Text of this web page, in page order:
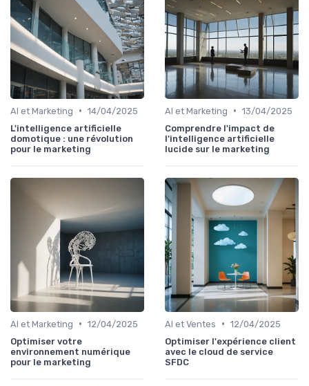
AI et Marketing • 14/04/2025
L'intelligence artificielle
domotique : une révolution
pour le marketing
AI et Marketing • 13/04/2025
Comprendre l'impact de
l'intelligence artificielle
lucide sur le marketing
AI et Marketing • 12/04/2025
Optimiser votre
environnement numérique
pour le marketing
AI et Ventes • 12/04/2025
Optimiser l'expérience client
avec le cloud de service
SFDC